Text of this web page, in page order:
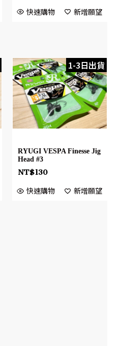
快速購物 新增願望
1-3日出貨
RYUGI VESPA Finesse Jig
Head #3
NT$130
快速購物 新增願望